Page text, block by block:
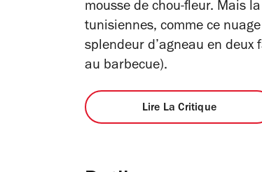
mousse de chou-fleur. Mais
tunisiennes, comme ce
splendeur d’agneau en deux
au barbecue).
Lire La Critique